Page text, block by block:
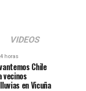
VIDEOS
horas
Chile
vecinos
en Vicuña